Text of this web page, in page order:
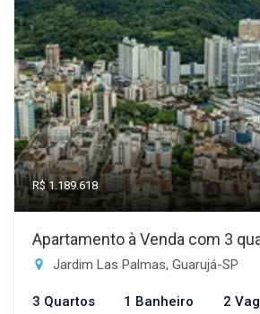
R$ 1.189.618
Apartamento à Venda com 3
Jardim Las Palmas, Guarujá-SP
3 Quartos 1 Banheiro 2